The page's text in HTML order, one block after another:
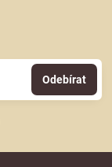
Odebírat